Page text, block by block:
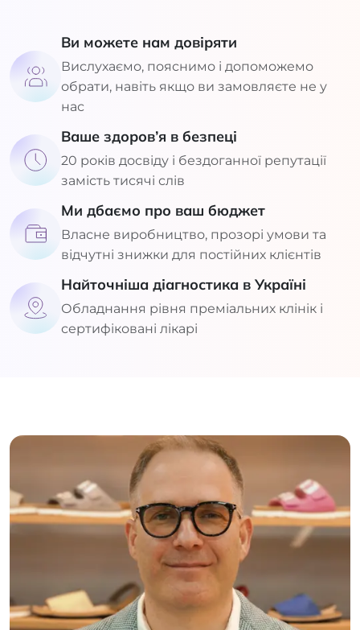
Ви можете нам довіряти
Вислухаємо, пояснимо і допоможемо
обрати, навіть якщо ви замовляєте не у
нас
Ваше здоров’я в безпеці
20 років досвіду і бездоганної репутації
замість тисячі слів
Ми дбаємо про ваш бюджет
Власне виробництво, прозорі умови та
відчутні знижки для постійних клієнтів
Найточніша діагностика в Україні
Обладнання рівня преміальних клінік і
сертифіковані лікарі